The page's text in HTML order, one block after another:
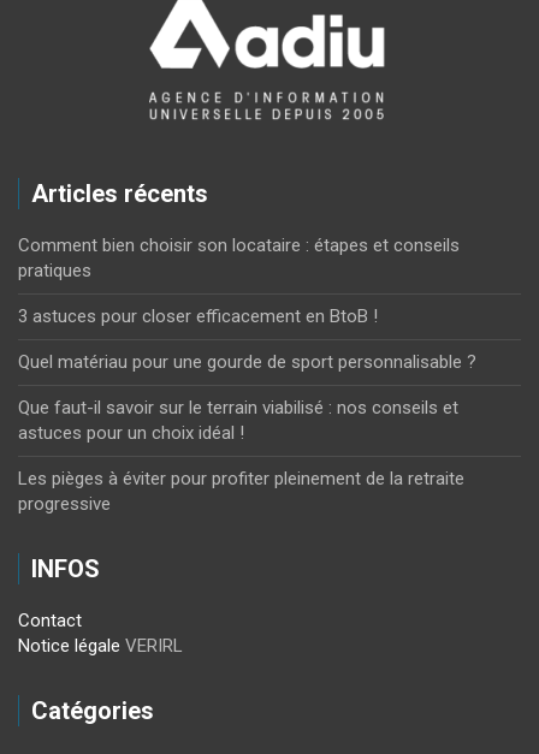
Articles récents
Comment bien choisir son locataire : étapes et conseils
pratiques
3 astuces pour closer efficacement en BtoB !
Quel matériau pour une gourde de sport personnalisable ?
Que faut-il savoir sur le terrain viabilisé : nos conseils et
astuces pour un choix idéal !
Les pièges à éviter pour profiter pleinement de la retraite
progressive
INFOS
Contact
Notice légale VERIRL
Catégories